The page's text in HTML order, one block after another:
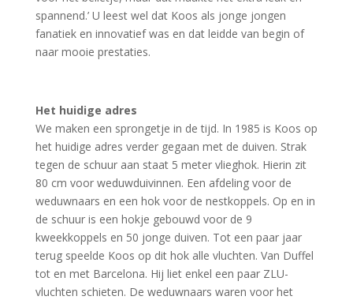
spannend.’ U leest wel dat Koos als jonge jongen
fanatiek en innovatief was en dat leidde van begin of
naar mooie prestaties.
Het huidige adres
We maken een sprongetje in de tijd. In 1985 is Koos op
het huidige adres verder gegaan met de duiven. Strak
tegen de schuur aan staat 5 meter vlieghok. Hierin zit
80 cm voor weduwduivinnen. Een afdeling voor de
weduwnaars en een hok voor de nestkoppels. Op en in
de schuur is een hokje gebouwd voor de 9
kweekkoppels en 50 jonge duiven. Tot een paar jaar
terug speelde Koos op dit hok alle vluchten. Van Duffel
tot en met Barcelona. Hij liet enkel een paar ZLU-
vluchten schieten. De weduwnaars waren voor het